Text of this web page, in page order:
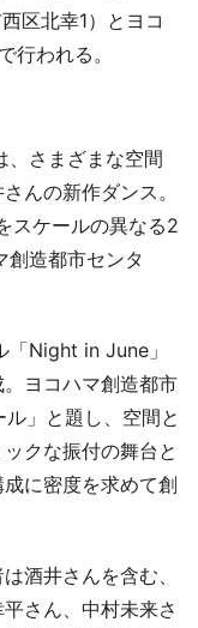
区北幸1）とヨコ
行われる。
さまざまな空間
んの新作ダンス。
スケールの異なる2
創造都市センタ
Night in June」
ヨコハマ創造都市
」と題し、空間と
クな振付の舞台と
に密度を求めて創
酒井さんを含む、
さん、中村未来さ